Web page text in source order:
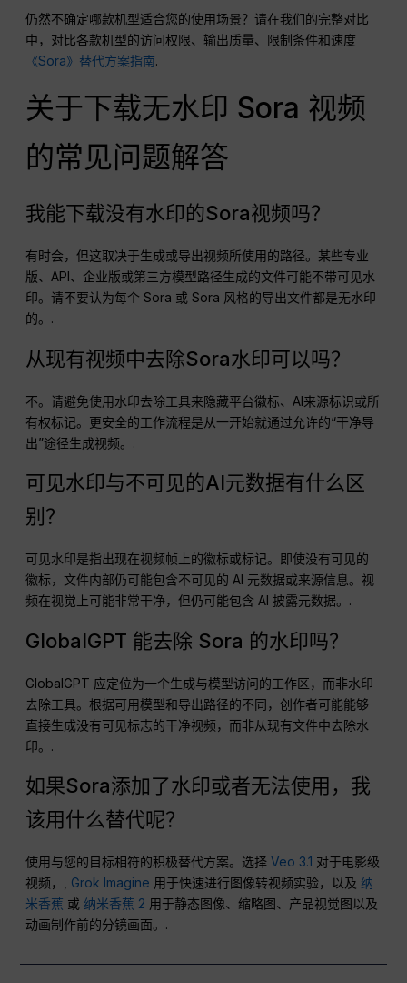
而这些模型和模型层是正式允许无可见水印.
结语：获取高质量AI视频导
出文件的最佳方法
如果您的视频已经带有官方的 Sora 水印，请不要使用去除工具
的做法是在制作视频之前，选择一种支持干净下载的生成方
式。.
对于 Sora 风格的输出，GlobalGPT 可以帮助您在一个工作区
中测试可用的视频生成路径。但在 2026 年，Sora 不应是您的
唯一选择。如果您想要制作精良的电影级视频，不妨尝试Veo
3.1. 如果你想快速进行社交实验，不妨试试
形式呈现，请从纳米香蕉或纳米香蕉 2, ，然后对结果进行动
一条实用的原则很简单：不要事后移除水印。通过正确途径生
成内容，牢记人工智能披露要求，并选用最适合该任务的模
仍然不确定哪款机型适合您的使用场景？请在我们的完整对比
中，对比各款机型的访问权限、输出质量、限制条件和速度
关于下载无水印 Sora 视频
的常见问题解答
我能下载没有水印的Sora视频吗？
有时会，但这取决于生成或导出视频所使用的路径。某些专业
版、API、企业版或第三方模型路径生成的文件可能不带可见水
的。.
从现有视频中去除Sora水印可以吗？
不。请避免使用水印去除工具来隐藏平台徽标、AI来源标识或所
有权标记。更安全的工作流程是从一开始就通过允许的“干净导
出”途径生成视频。.